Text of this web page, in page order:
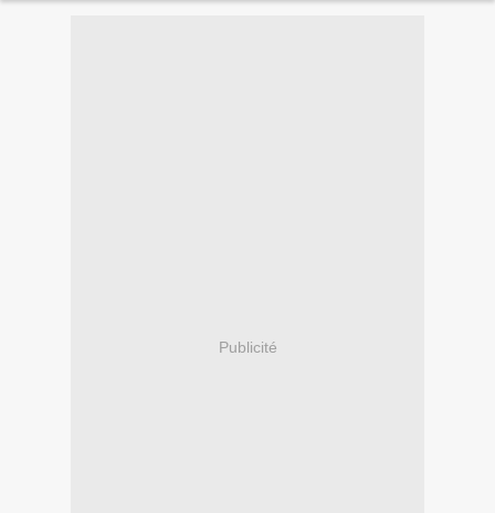
Publicité